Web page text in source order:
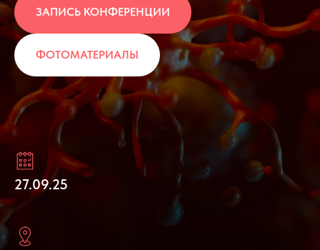
ЗАПИСЬ КОНФЕРЕНЦИИ
ФОТОМАТЕРИАЛЫ
27.09.25